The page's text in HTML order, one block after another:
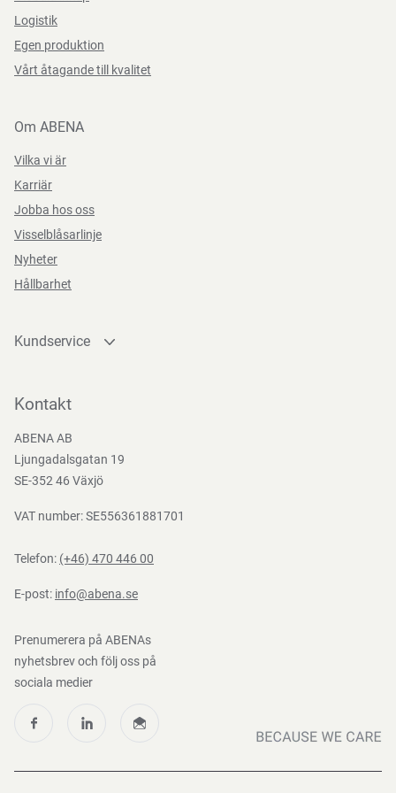
Sorterad som kartong
(EC) 1907/2006, (EU) 2023/988
Logistik
Egen produktion
Vårt åtagande till kvalitet
Om ABENA
Vilka vi är
Karriär
Jobba hos oss
Visselblåsarlinje
Nyheter
Hållbarhet
Kundservice
Bli kund
Nedladdningar
Kontakt
ABENA AB
Ljungadalsgatan 19
SE-352 46 Växjö
VAT number: SE556361881701
Telefon: (+46) 470 446 00
E-post: info@abena.se
Prenumerera på ABENAs
nyhetsbrev och följ oss på
sociala medier